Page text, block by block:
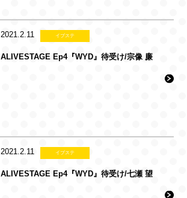
2021.2.11 イブステ
ALIVESTAGE Ep4『WYD』待受け/宗像 廉
2021.2.11 イブステ
ALIVESTAGE Ep4『WYD』待受け/七瀬 望